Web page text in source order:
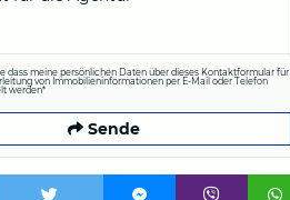
dass meine persönlichen Daten über dieses Kontaktformular für
von Immobilieninformationen per E-Mail oder Telefon
werden*
Sende